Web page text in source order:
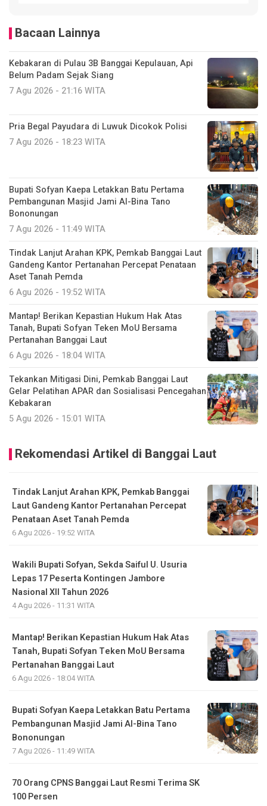
Bacaan Lainnya
Kebakaran di Pulau 3B Banggai Kepulauan, Api
Belum Padam Sejak Siang
7 Agu 2026 - 21:16 WITA
Pria Begal Payudara di Luwuk Dicokok Polisi
7 Agu 2026 - 18:23 WITA
Bupati Sofyan Kaepa Letakkan Batu Pertama
Pembangunan Masjid Jami Al-Bina Tano
Bononungan
7 Agu 2026 - 11:49 WITA
Tindak Lanjut Arahan KPK, Pemkab Banggai Laut
Gandeng Kantor Pertanahan Percepat Penataan
Aset Tanah Pemda
6 Agu 2026 - 19:52 WITA
Mantap! Berikan Kepastian Hukum Hak Atas
Tanah, Bupati Sofyan Teken MoU Bersama
Pertanahan Banggai Laut
6 Agu 2026 - 18:04 WITA
Tekankan Mitigasi Dini, Pemkab Banggai Laut
Gelar Pelatihan APAR dan Sosialisasi Pencegahan
Kebakaran
5 Agu 2026 - 15:01 WITA
Rekomendasi Artikel di Banggai Laut
Tindak Lanjut Arahan KPK, Pemkab Banggai
Laut Gandeng Kantor Pertanahan Percepat
Penataan Aset Tanah Pemda
6 Agu 2026 - 19:52 WITA
Wakili Bupati Sofyan, Sekda Saiful U. Usuria
Lepas 17 Peserta Kontingen Jambore
Nasional XII Tahun 2026
4 Agu 2026 - 11:31 WITA
Mantap! Berikan Kepastian Hukum Hak Atas
Tanah, Bupati Sofyan Teken MoU Bersama
Pertanahan Banggai Laut
6 Agu 2026 - 18:04 WITA
Bupati Sofyan Kaepa Letakkan Batu Pertama
Pembangunan Masjid Jami Al-Bina Tano
Bononungan
7 Agu 2026 - 11:49 WITA
70 Orang CPNS Banggai Laut Resmi Terima SK
100 Persen